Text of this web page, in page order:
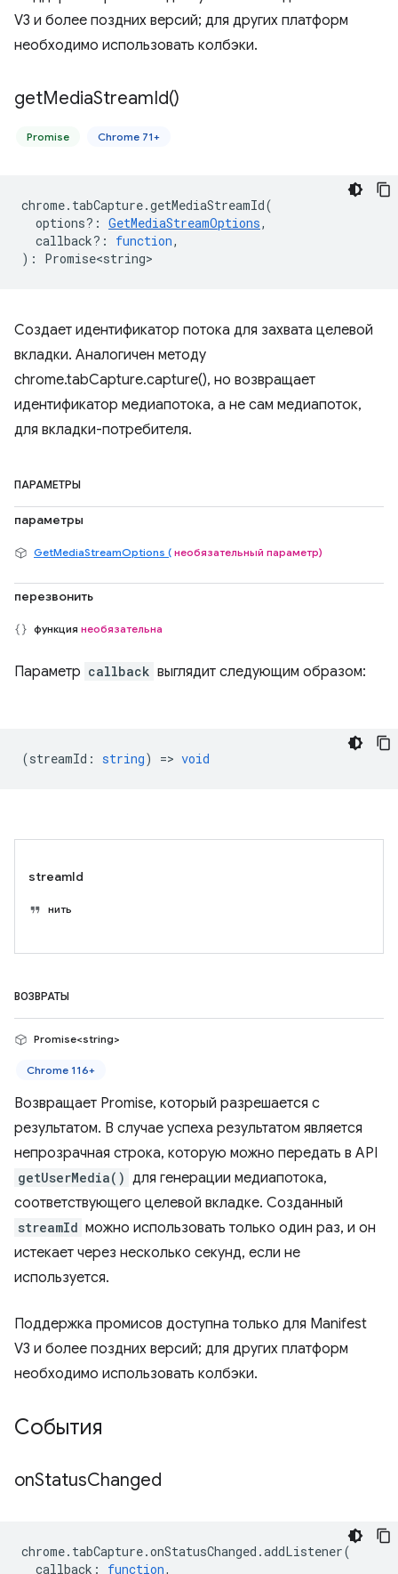
V3 и более поздних версий; для других платформ
необходимо использовать колбэки.
getMediaStreamId()
Promise Chrome 71+
chrome. tabCapture.getMediaStreamId(
options? : GetMediaStreamOptions,
callback? : function,
) : Promise<string>
Создает идентификатор потока для захвата целевой
вкладки. Аналогичен методу
chrome.tabCapture.capture(), но возвращает
идентификатор медиапотока, а не сам медиапоток,
для вкладки-потребителя.
ПАРАМЕТРЫ
параметры
GetMediaStreamOptions ( необязательный параметр)
перезвонить
функция необязательна
Параметр callback выглядит следующим образом:
(streamId : string) => void
streamId
нить
ВОЗВРАТЫ
Promise<string>
Chrome 116+
Возвращает Promise, который разрешается с
результатом. В случае успеха результатом является
непрозрачная строка, которую можно передать в API
getUserMedia() для генерации медиапотока,
соответствующего целевой вкладке. Созданный
streamId можно использовать только один раз, и он
истекает через несколько секунд, если не
используется.
Поддержка промисов доступна только для Manifest
V3 и более поздних версий; для других платформ
необходимо использовать колбэки.
События
onStatusChanged
chrome. tabCapture.onStatusChanged .addListener(
callback : function,